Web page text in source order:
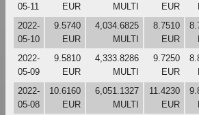
05-11
EUR
MULTI
EUR
2022-
05-10
9.5740
EUR
4,034.6825
MULTI
8.7510
EUR
2022-
05-09
9.5810
EUR
4,333.8286
MULTI
9.7250
EUR
2022-
05-08
10.6160
EUR
6,051.1327
MULTI
11.4230
EUR